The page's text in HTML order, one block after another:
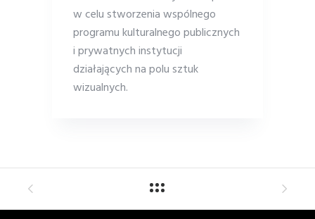
w celu stworzenia wspólnego
programu kulturalnego publicznych
i prywatnych instytucji
działających na polu sztuk
wizualnych.